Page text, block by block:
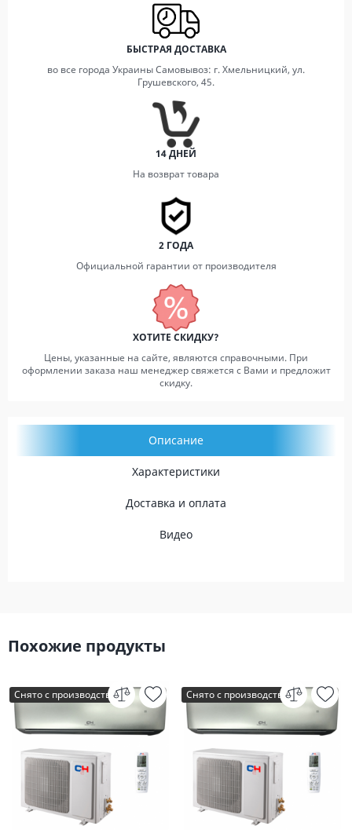
БЫСТРАЯ ДОСТАВКА
во все города Украины Самовывоз: г. Хмельницкий, ул.
Грушевского, 45.
14 ДНЕЙ
На возврат товара
2 ГОДА
Официальной гарантии от производителя
ХОТИТЕ СКИДКУ?
Цены, указанные на сайте, являются справочными. При
оформлении заказа наш менеджер свяжется с Вами и предложит
скидку.
Описание
Характеристики
Доставка и оплата
Видео
Похожие продукты
Снято с производства Снято с производства